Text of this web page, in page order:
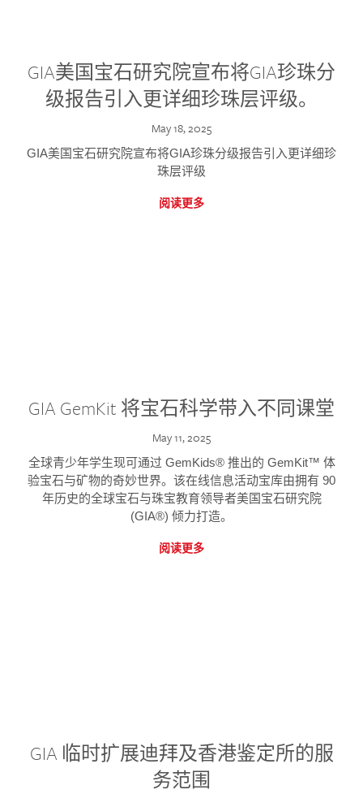
GIA美国宝石研究院宣布将GIA珍珠分
级报告引入更详细珍珠层评级。
May 18, 2025
GIA美国宝石研究院宣布将GIA珍珠分级报告引入更详细珍
珠层评级
阅读更多
GIA GemKit 将宝石科学带入不同课堂
May 11, 2025
全球青少年学生现可通过 GemKids® 推出的 GemKit™ 体
验宝石与矿物的奇妙世界。该在线信息活动宝库由拥有 90
年历史的全球宝石与珠宝教育领导者美国宝石研究院
(GIA®) 倾力打造。
阅读更多
GIA 临时扩展迪拜及香港鉴定所的服
务范围